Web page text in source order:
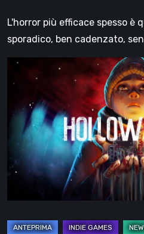
L'horror più efficace spesso è
sporadico, ben cadenzato,
Hollow
Home
Anteprima:
l’ultimo
giorno
normale